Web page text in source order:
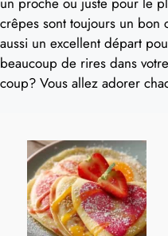
crêpes sont toujours un bon
aussi un excellent départ
beaucoup de rires dans
coup? Vous allez adorer